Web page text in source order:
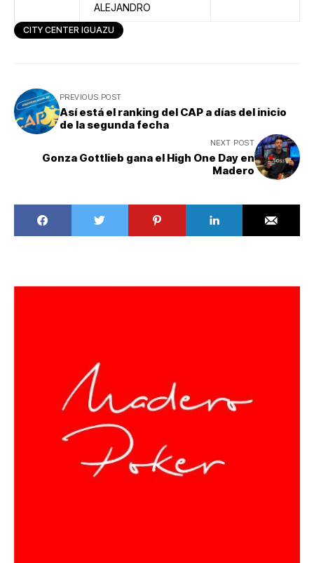
ALEJANDRO
CITY CENTER IGUAZU
PREVIOUS POST
Así está el ranking del CAP a días del inicio
de la segunda fecha
NEXT POST
Gonza Gottlieb gana el High One Day en
Madero